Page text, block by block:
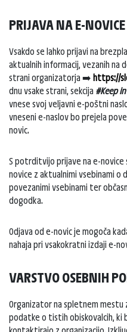
PRIJAVA NA E-
Vsakdo se lahko prijavi na
aktualnih informacij, vezanih na
strani organizatorja ➡️ https://
dnu vsake strani, sekcija #Keep
vnese svoj veljavni e-poštni
vneseni e-naslov bo prejela
novic.
S potrditvijo prijave na e-novice
novice z aktualnimi vsebinami o
povezanimi vsebinami ter
dogodka.
Odjava od e-novic je mogoča
nahaja pri vsakokratni izdaji e-
VARSTVO OSEBNIH
Organizator na spletnem
podatke o tistih obiskovalcih, ki